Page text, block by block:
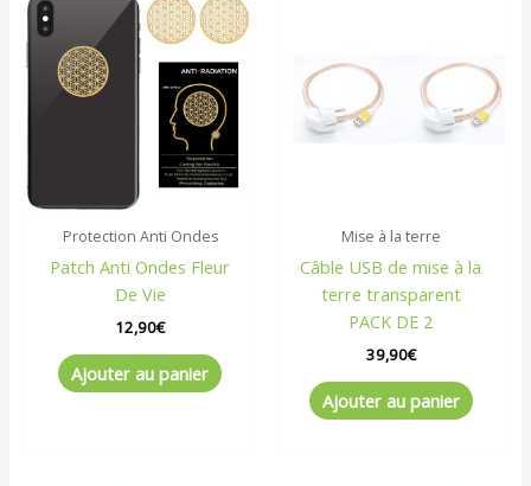
Protection Anti Ondes
Patch Anti Ondes Fleur
De Vie
12,90€
Ajouter au panier
Mise à la terre
Câble USB de mise à la
terre transparent
PACK DE 2
39,90€
Ajouter au panier